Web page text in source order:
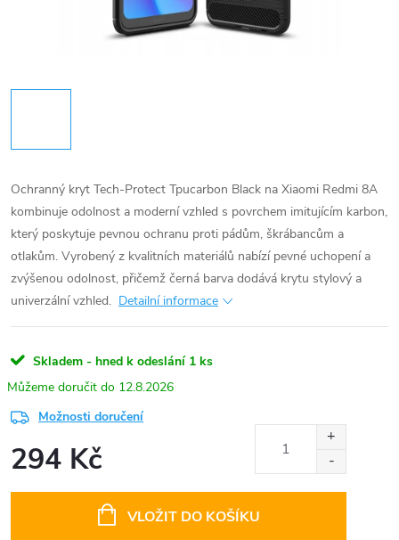
Ochranný kryt Tech-Protect Tpucarbon Black na Xiaomi Redmi 8A
kombinuje odolnost a moderní vzhled s povrchem imitujícím karbon,
který poskytuje pevnou ochranu proti pádům, škrábancům a
otlakům. Vyrobený z kvalitních materiálů nabízí pevné uchopení a
zvýšenou odolnost, přičemž černá barva dodává krytu stylový a
univerzální vzhled. Detailní informace
Skladem - hned k odeslání 1 ks
12.8.2026
Možnosti doručení
294 Kč
VLOŽIT DO KOŠÍKU